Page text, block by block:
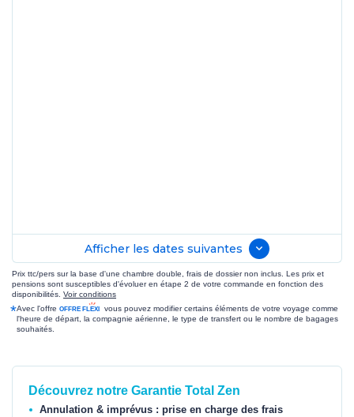
Afficher les dates suivantes
Prix ttc/pers sur la base d'une chambre double, frais de dossier non inclus. Les prix et
pensions sont susceptibles d'évoluer en étape 2 de votre commande en fonction des
disponibilités. Voir conditions
*Avec l'offre
vous pouvez modifier certains éléments de votre voyage comme
l'heure de départ, la compagnie aérienne, le type de transfert ou le nombre de bagages
souhaités.
Découvrez notre Garantie Total Zen
Annulation & imprévus : prise en charge des frais